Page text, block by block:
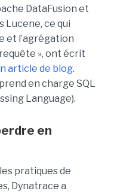
DataFusion et
Lucene, ce qui
et l’agrégation
», ont écrit
article de blog.
en charge SQL
Language).
en
pratiques de
Dynatrace a